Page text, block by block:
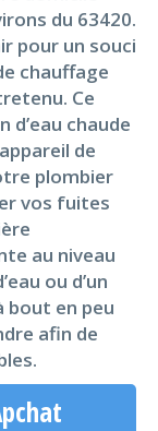
du 63420.
pour un souci
chauffage
Ce
chaude
de
plombier
vos fuites
au niveau
ou d’un
bout en peu
afin de